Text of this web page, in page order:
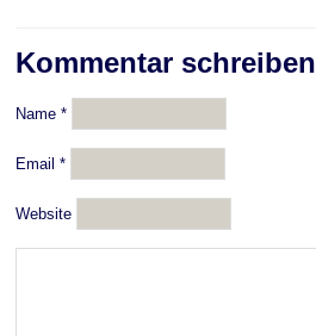
Kommentar schreiben
Name *
Email *
Website